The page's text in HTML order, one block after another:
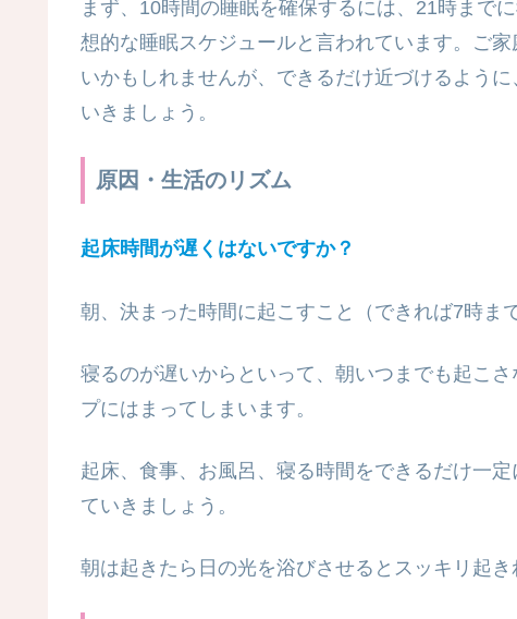
まず、10時間の睡眠を確保するには、21時まで
想的な睡眠スケジュールと言われています。ご
いかもしれませんが、できるだけ近づけるよう
いきましょう。
原因・生活のリズム
起床時間が遅くはないですか？
朝、決まった時間に起こすこと（できれば7時ま
寝るのが遅いからといって、朝いつまでも起こ
プにはまってしまいます。
起床、食事、お風呂、寝る時間をできるだけ一
ていきましょう。
朝は起きたら日の光を浴びさせるとスッキリ